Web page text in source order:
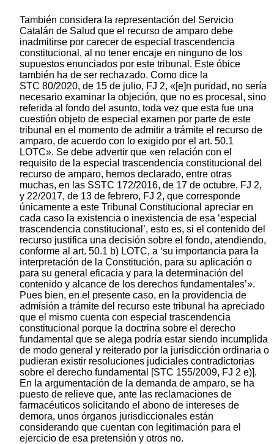
También considera la representación del Servicio
Catalán de Salud que el recurso de amparo debe
inadmitirse por carecer de especial trascendencia
constitucional, al no tener encaje en ninguno de los
supuestos enunciados por este tribunal. Este óbice
también ha de ser rechazado. Como dice la
STC 80/2020, de 15 de julio, FJ 2, «[e]n puridad, no sería
necesario examinar la objeción, que no es procesal, sino
referida al fondo del asunto, toda vez que esta fue una
cuestión objeto de especial examen por parte de este
tribunal en el momento de admitir a trámite el recurso de
amparo, de acuerdo con lo exigido por el art. 50.1
LOTC». Se debe advertir que «en relación con el
requisito de la especial trascendencia constitucional del
recurso de amparo, hemos declarado, entre otras
muchas, en las SSTC 172/2016, de 17 de octubre, FJ 2,
y 22/2017, de 13 de febrero, FJ 2, que corresponde
únicamente a este Tribunal Constitucional apreciar en
cada caso la existencia o inexistencia de esa ‘especial
trascendencia constitucional’, esto es, si el contenido del
recurso justifica una decisión sobre el fondo, atendiendo,
conforme al art. 50.1 b) LOTC, a ‘su importancia para la
interpretación de la Constitución, para su aplicación o
para su general eficacia y para la determinación del
contenido y alcance de los derechos fundamentales’».
Pues bien, en el presente caso, en la providencia de
admisión a trámite del recurso este tribunal ha apreciado
que el mismo cuenta con especial trascendencia
constitucional porque la doctrina sobre el derecho
fundamental que se alega podría estar siendo incumplida
de modo general y reiterado por la jurisdicción ordinaria o
pudieran existir resoluciones judiciales contradictorias
sobre el derecho fundamental [STC 155/2009, FJ 2 e)].
En la argumentación de la demanda de amparo, se ha
puesto de relieve que, ante las reclamaciones de
farmacéuticos solicitando el abono de intereses de
demora, unos órganos jurisdiccionales están
considerando que cuentan con legitimación para el
ejercicio de esa pretensión y otros no.